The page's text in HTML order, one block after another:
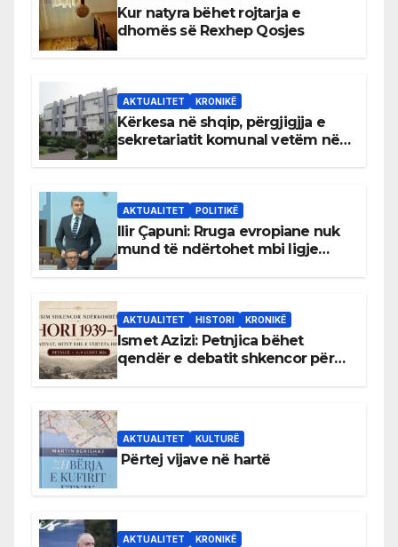
Kur natyra bëhet rojtarja e
dhomës së Rexhep Qosjes
AKTUALITET KRONIKË
Kërkesa në shqip, përgjigjja e
sekretariatit komunal vetëm në
AKTUALITET POLITIKË
Ilir Çapuni: Rruga evropiane nuk
mund të ndërtohet mbi ligje
AKTUALITET HISTORI KRONIKË
Ismet Azizi: Petnjica bëhet
qendër e debatit shkencor për
AKTUALITET KULTURË
Përtej vijave në hartë
AKTUALITET KRONIKË